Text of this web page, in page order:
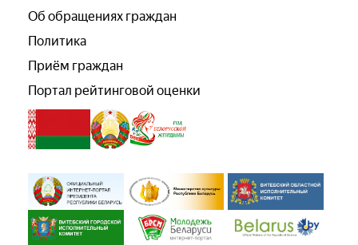
Об обращениях граждан
Политика
Приём граждан
Портал рейтинговой оценки